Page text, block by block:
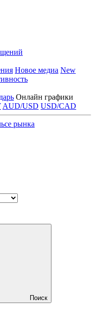
Новое медиа New
Онлайн графики
AUD/USD USD/CAD
рынка
Поиск